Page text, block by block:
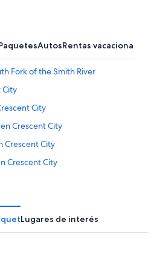
AutosRentas vacacionales
Fork of the Smith River
City
City
Crescent City
Crescent City
Crescent City
en Crescent City
Lugares de interés